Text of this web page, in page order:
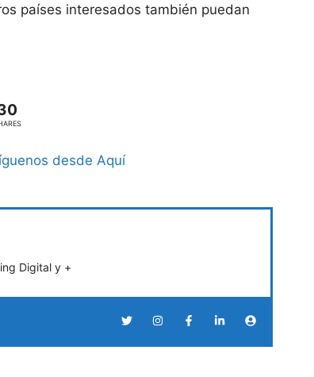
países interesados también puedan
desde Aquí
Digital y +